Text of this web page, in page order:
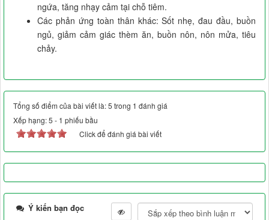
ngứa, tăng nhạy cảm tại chỗ tiêm.
Các phản ứng toàn thân khác: Sốt nhẹ, đau đầu, buồn
ngủ, giảm cảm giác thèm ăn, buồn nôn, nôn mửa, tiêu
chảy.
Tổng số điểm của bài viết là: 5 trong 1 đánh giá
Xếp hạng:5 - 1 phiếu bầu
Click để đánh giá bài viết
Ý kiến bạn đọc